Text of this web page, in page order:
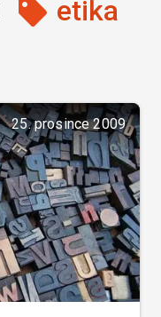
etika
25. prosince 2009